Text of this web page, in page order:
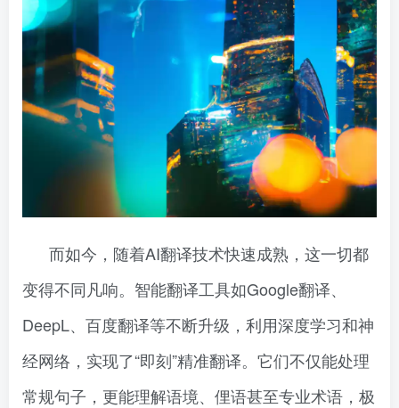
而如今，随着AI翻译技术快速成熟，这一切都
变得不同凡响。智能翻译工具如Google翻译、
DeepL、百度翻译等不断升级，利用深度学习和神
经网络，实现了“即刻”精准翻译。它们不仅能处理
常规句子，更能理解语境、俚语甚至专业术语，极